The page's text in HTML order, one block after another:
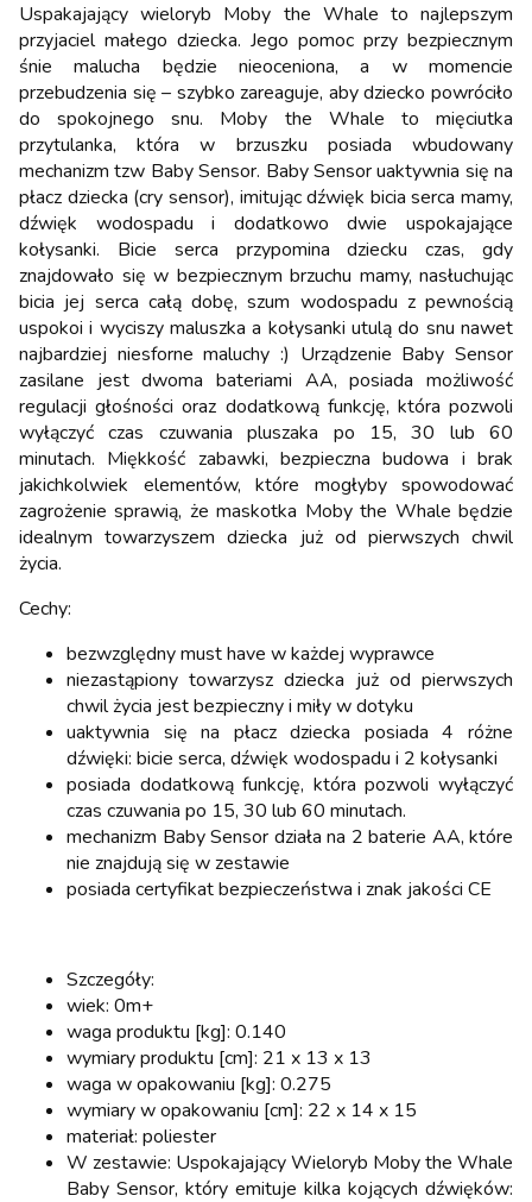
Uspakajający wieloryb Moby the Whale to najlepszym
przyjaciel małego dziecka. Jego pomoc przy bezpiecznym
śnie malucha będzie nieoceniona, a w momencie
przebudzenia się – szybko zareaguje, aby dziecko powróciło
do spokojnego snu. Moby the Whale to mięciutka
przytulanka, która w brzuszku posiada wbudowany
mechanizm tzw Baby Sensor. Baby Sensor uaktywnia się na
płacz dziecka (cry sensor), imitując dźwięk bicia serca mamy,
dźwięk wodospadu i dodatkowo dwie uspokajające
kołysanki. Bicie serca przypomina dziecku czas, gdy
znajdowało się w bezpiecznym brzuchu mamy, nasłuchując
bicia jej serca całą dobę, szum wodospadu z pewnością
uspokoi i wyciszy maluszka a kołysanki utulą do snu nawet
najbardziej niesforne maluchy :) Urządzenie Baby Sensor
zasilane jest dwoma bateriami AA, posiada możliwość
regulacji głośności oraz dodatkową funkcję, która pozwoli
wyłączyć czas czuwania pluszaka po 15, 30 lub 60
minutach. Miękkość zabawki, bezpieczna budowa i brak
jakichkolwiek elementów, które mogłyby spowodować
zagrożenie sprawią, że maskotka Moby the Whale będzie
idealnym towarzyszem dziecka już od pierwszych chwil
życia.
Cechy:
bezwzględny must have w każdej wyprawce
niezastąpiony towarzysz dziecka już od pierwszych
chwil życia jest bezpieczny i miły w dotyku
uaktywnia się na płacz dziecka posiada 4 różne
dźwięki: bicie serca, dźwięk wodospadu i 2 kołysanki
posiada dodatkową funkcję, która pozwoli wyłączyć
czas czuwania po 15, 30 lub 60 minutach.
mechanizm Baby Sensor działa na 2 baterie AA, które
nie znajdują się w zestawie
posiada certyfikat bezpieczeństwa i znak jakości CE
Szczegóły:
wiek: 0m+
waga produktu [kg]: 0.140
wymiary produktu [cm]: 21 x 13 x 13
waga w opakowaniu [kg]: 0.275
wymiary w opakowaniu [cm]: 22 x 14 x 15
materiał: poliester
W zestawie: Uspokajający Wieloryb Moby the Whale
Baby Sensor, który emituje kilka kojących dźwięków: